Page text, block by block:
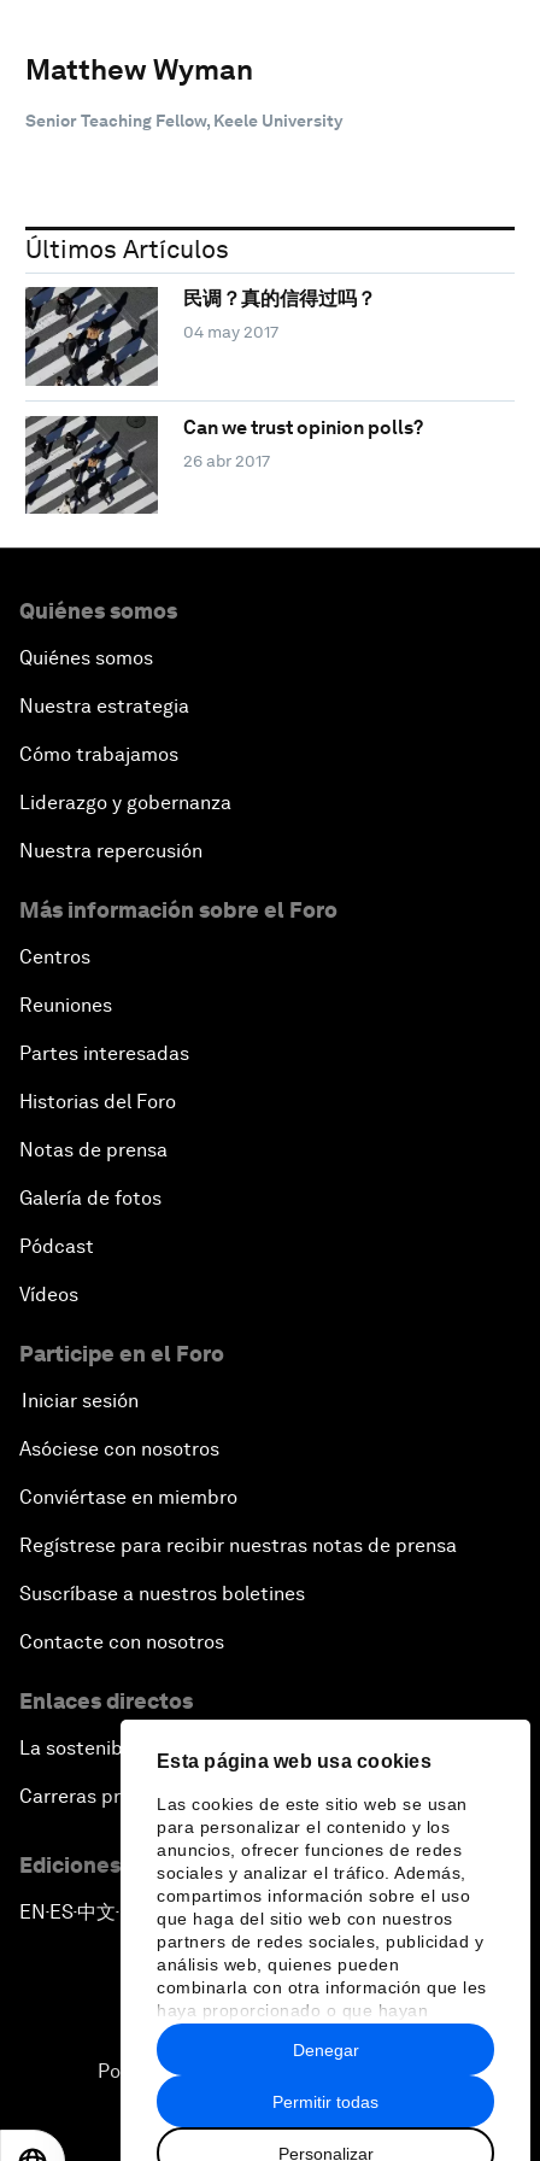
Esta página web usa cookies
Las cookies de este sitio web se usan
para personalizar el contenido y los
anuncios, ofrecer funciones de redes
sociales y analizar el tráfico. Además,
compartimos información sobre el uso
que haga del sitio web con nuestros
partners de redes sociales, publicidad y
análisis web, quienes pueden
combinarla con otra información que les
haya proporcionado o que hayan
recopilado a partir del uso que haya
hecho de sus servicios.
Permitir todas
Personalizar
Denegar
Matthew Wyman
Senior Teaching Fellow, Keele University
Últimos Artículos
民调？真的信得过吗？
04 may 2017
Can we trust opinion polls?
26 abr 2017
Quiénes somos
Quiénes somos
Nuestra estrategia
Cómo trabajamos
Liderazgo y gobernanza
Nuestra repercusión
Más información sobre el Foro
Centros
Reuniones
Partes interesadas
Historias del Foro
Notas de prensa
Galería de fotos
Pódcast
Vídeos
Participe en el Foro
Iniciar sesión
Asóciese con nosotros
Conviértase en miembro
Regístrese para recibir nuestras notas de prensa
Suscríbase a nuestros boletines
Contacte con nosotros
Enlaces directos
La sostenibilidad en el Foro
Carreras profesionales
Ediciones en otros idiomas
EN ▪ES▪中文▪ 日本語
Política de privacidad y normas de uso
Sitemap